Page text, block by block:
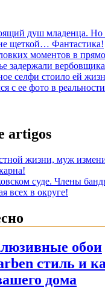
душ младенца. Но
щеткой… Фантастика!
моментов в
задержали
селфи стоило ей
с ее фото в
artigos
жизни, муж
суде. Члены
всех в округе!
обои
стиль и
дома